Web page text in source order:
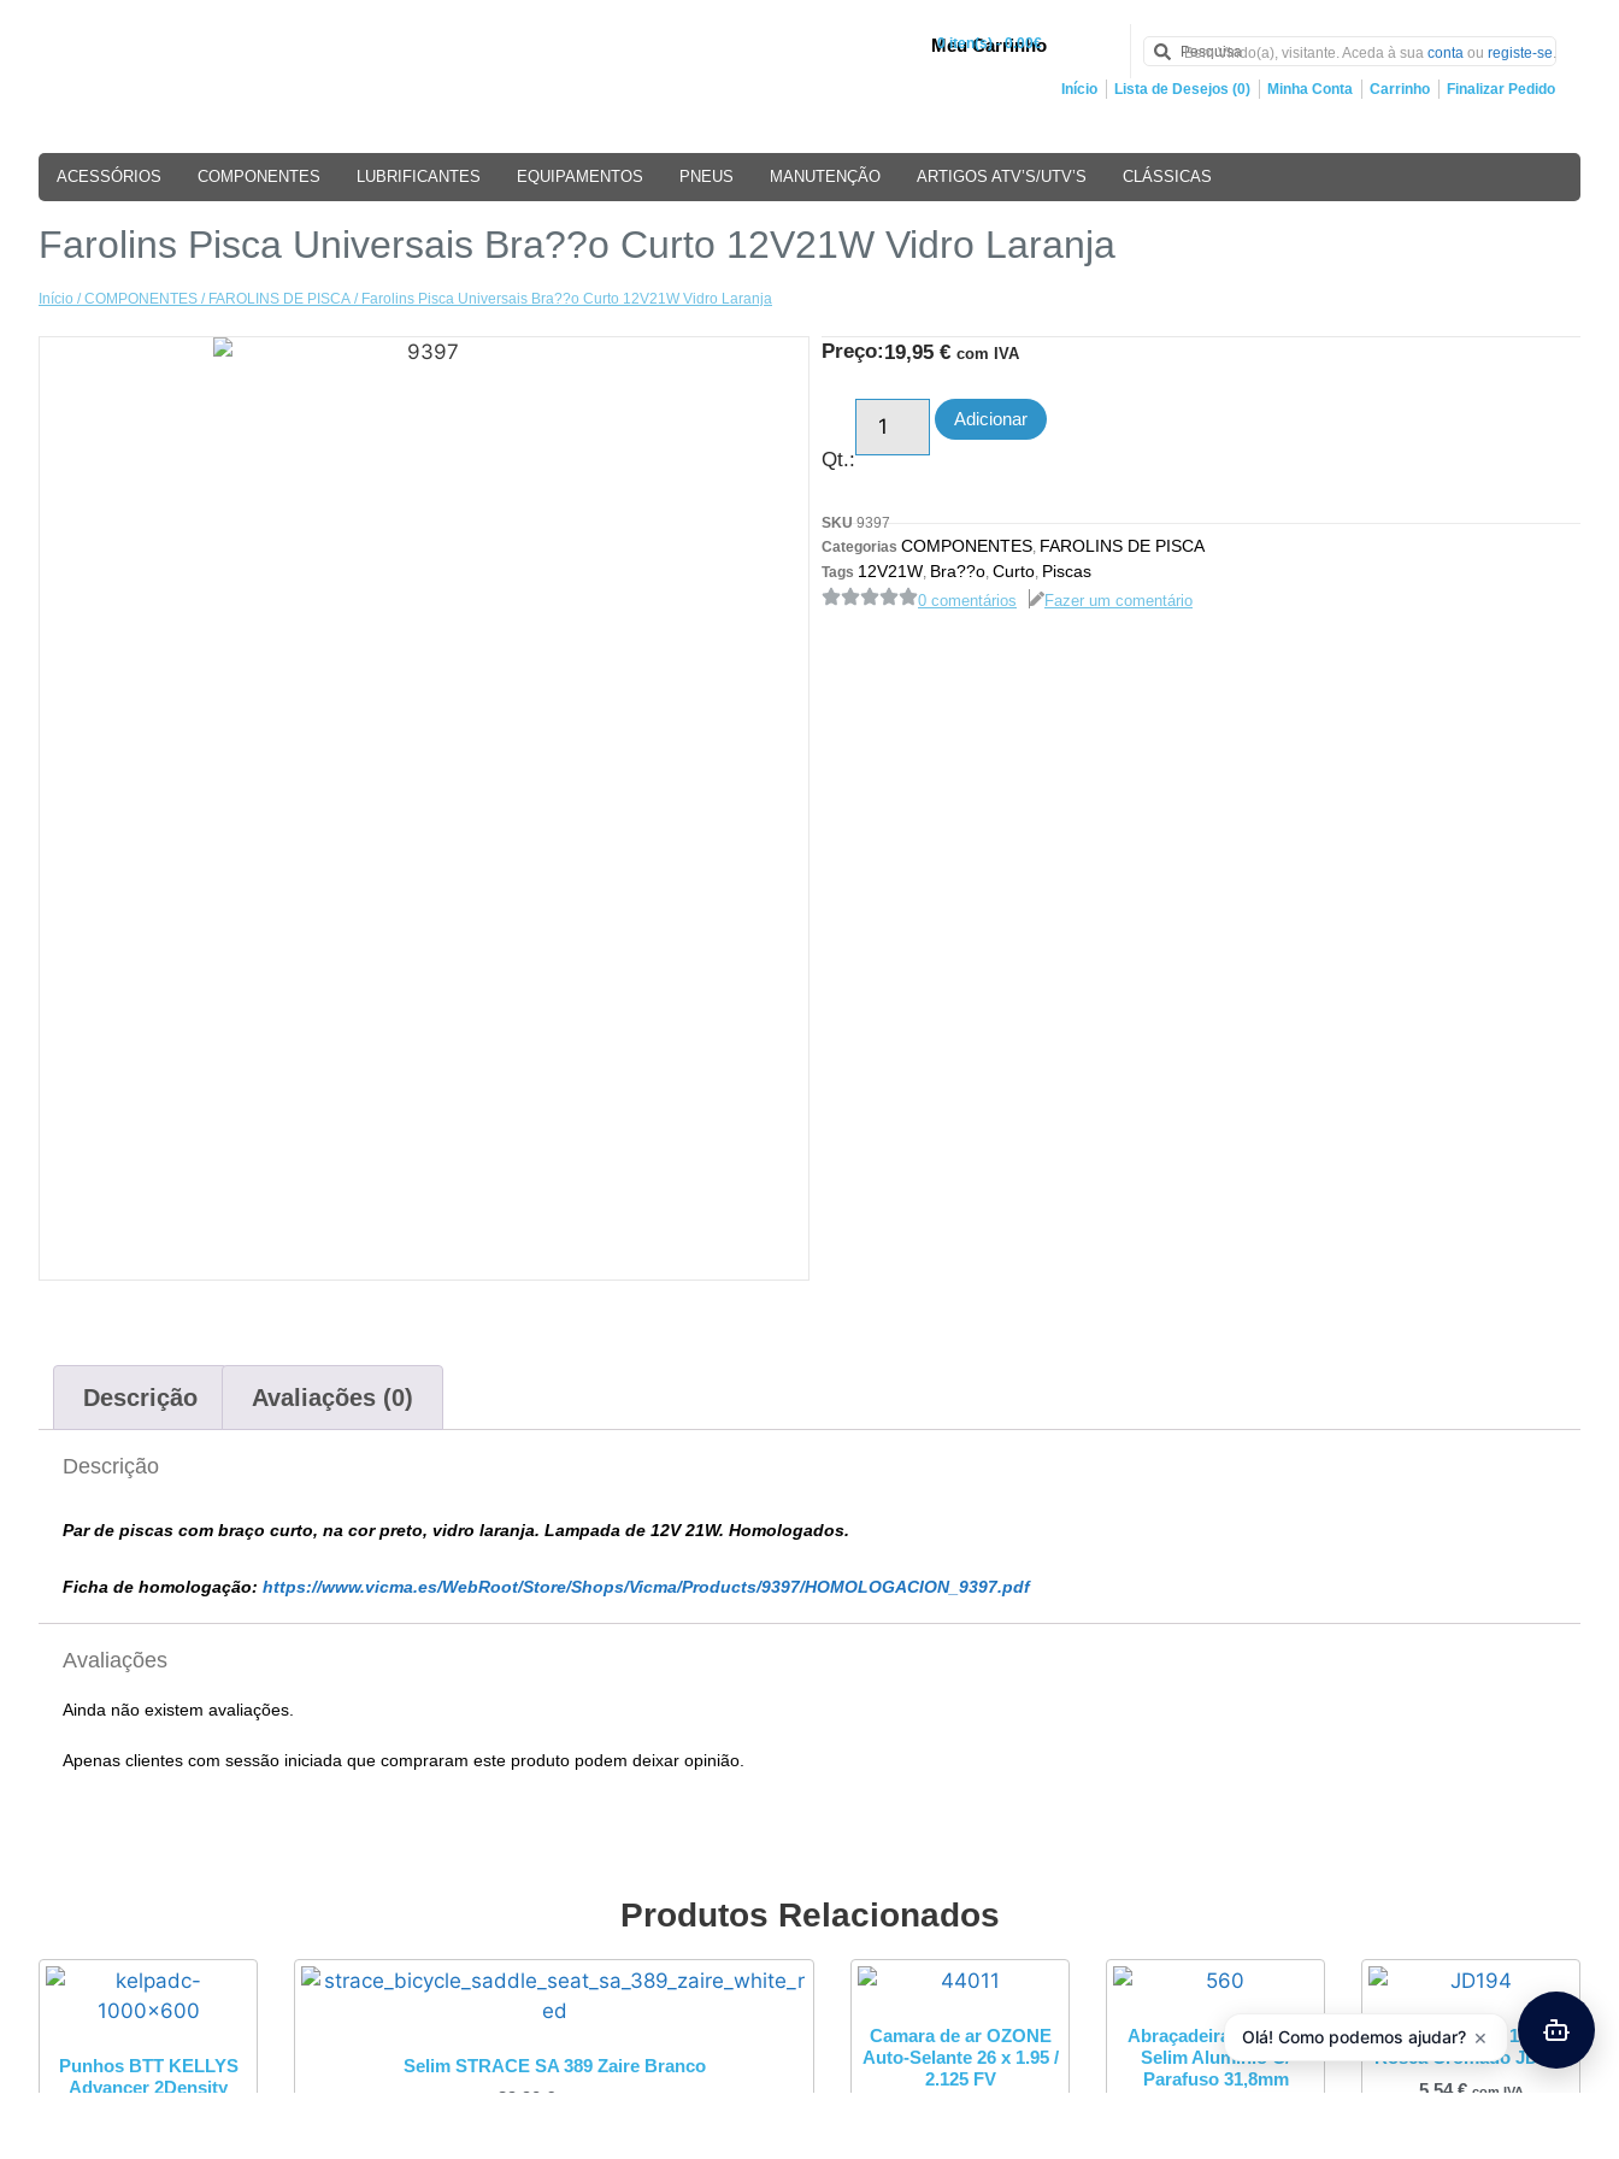
Meu Carrinho
0 iten(s) - 0.00€
Bem Vindo(a), visitante. Aceda à sua conta ou registe-se.
Início Lista de Desejos (0) Minha Conta Carrinho Finalizar Pedido
ACESSÓRIOS COMPONENTES LUBRIFICANTES EQUIPAMENTOS PNEUS MANUTENÇÃO ARTIGOS ATV’S/UTV’S CLÁSSICAS
Farolins Pisca Universais Bra??o Curto 12V21W Vidro Laranja
Início /COMPONENTES / FAROLINS DE PISCA / Farolins Pisca Universais Bra??o Curto 12V21W Vidro Laranja
Preço:19,95 € com IVA
Qt.:
Adicionar
SKU 9397
Categorias COMPONENTES FAROLINS DE PISCA
Tags 12V21W Bra??o Curto Piscas
0 comentários Fazer um comentário
Descrição Avaliações (0)
Descrição
Par de piscas com braço curto, na cor preto, vidro laranja. Lampada de 12V 21W. Homologados.
Ficha de homologação: https://www.vicma.es/WebRoot/Store/Shops/Vicma/Products/9397/HOMOLOGACION_9397.pdf
Avaliações
Ainda não existem avaliações.
Apenas clientes com sessão iniciada que compraram este produto podem deixar opinião.
Produtos Relacionados
Punhos BTT KELLYS
Advancer 2Density
Selim STRACE SA 389 Zaire Branco
29,90 €
Camara de ar OZONE
Auto-Selante 26 x 1.95 /
2.125 FV
Abraçadeira Espigão
Selim Aluminío C/
Parafuso 31,8mm
Jogo Direção 1″ C/
Rosca Cromado JD194
5,54€ com IVA
Olá! Como podemos ajudar? ×